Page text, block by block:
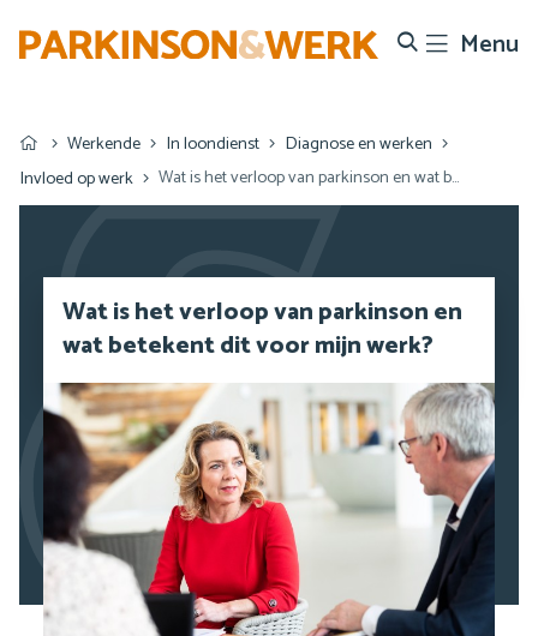
SearchMenu
Werkende In loondienst
Diagnose en werken
Invloed op werk
Wat is het verloop van parkinson en wat betekent dit voor mijn werk?
Wat is het verloop van parkinson en
wat betekent dit voor mijn werk?